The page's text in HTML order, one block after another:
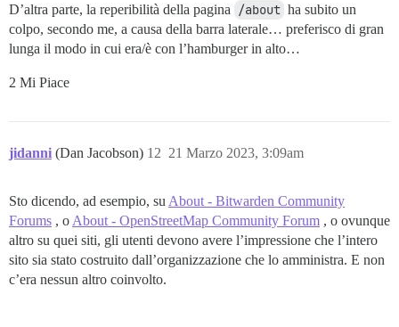
D’altra parte, la reperibilità della pagina /about ha subito un
colpo, secondo me, a causa della barra laterale… preferisco di gran
lunga il modo in cui era/è con l’hamburger in alto…
2 Mi Piace
jidanni (Dan Jacobson) 21 Marzo 2023, 3:09am
12
Sto dicendo, ad esempio, su About - Bitwarden Community
Forums , o About - OpenStreetMap Community Forum , o ovunque
altro su quei siti, gli utenti devono avere l’impressione che l’intero
sito sia stato costruito dall’organizzazione che lo amministra. E non
c’era nessun altro coinvolto.